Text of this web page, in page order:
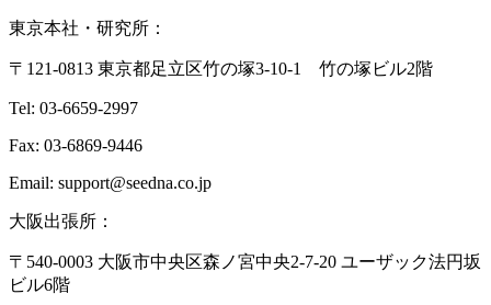
東京本社・研究所：
〒121-0813 東京都足立区竹の塚3-10-1 竹の塚ビル2階
Tel: 03-6659-2997
Fax: 03-6869-9446
Email: support@seedna.co.jp
大阪出張所：
〒540-0003 大阪市中央区森ノ宮中央2-7-20 ユーザック法円坂
ビル6階